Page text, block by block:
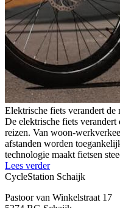
Elektrische fiets verandert
De elektrische fiets
reizen. Van woon-
afstanden worden
technologie maakt fietsen
Lees verder
CycleStation Schaijk
Pastoor van Winkelstraat 17